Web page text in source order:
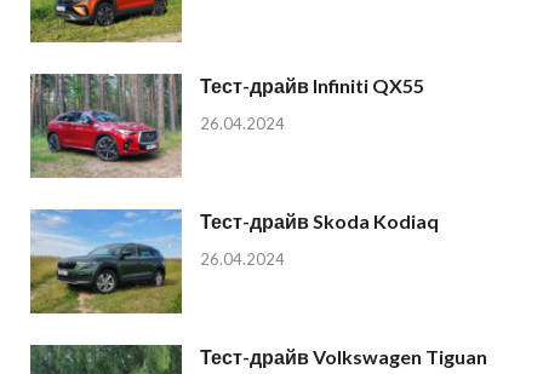
Тест-драйв Infiniti QX55
26.04.2024
Тест-драйв Skoda Kodiaq
26.04.2024
Тест-драйв Volkswagen Tiguan